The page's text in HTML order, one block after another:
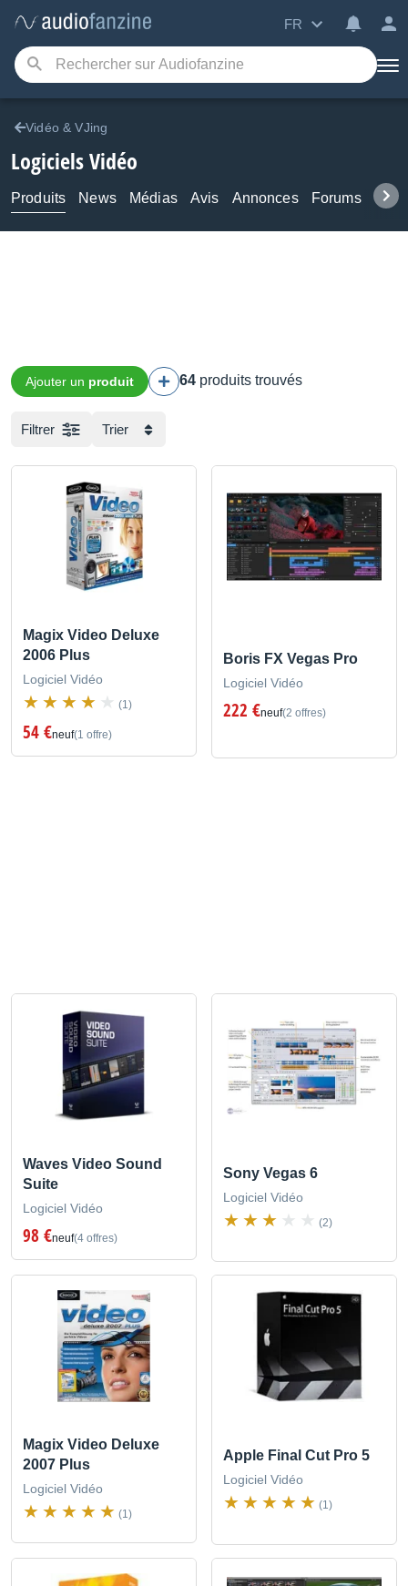
FR
Vidéo & VJing
Logiciels Vidéo
Produits News Médias Avis Annonces Forums
Ajouter un produit 64 produits trouvés
Filtrer Trier
Magix Video Deluxe
2006 Plus
Logiciel Vidéo
(1)
54 €neuf(1 offre)
Boris FX Vegas Pro
Logiciel Vidéo
222 €neuf(2 offres)
Waves Video Sound
Suite
Logiciel Vidéo
98 €neuf(4 offres)
Sony Vegas 6
Logiciel Vidéo
(2)
Magix Video Deluxe
2007 Plus
Logiciel Vidéo
(1)
Apple Final Cut Pro 5
Logiciel Vidéo
(1)